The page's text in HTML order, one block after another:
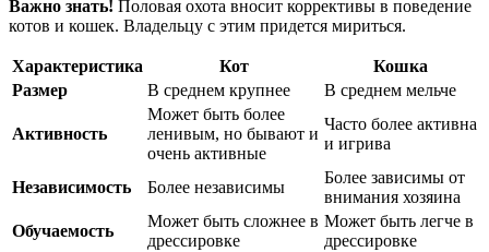
Важно знать! Половая охота вносит коррективы в поведение
котов и кошек. Владельцу с этим придется мириться.
Характеристика Кот
Кошка
Размер
В среднем крупнее В среднем мельче
Активность
Может быть более
ленивым, но бывают и
очень активные
Часто более активна
и игрива
Независимость Более независимы
Более зависимы от
внимания хозяина
Обучаемость
Может быть сложнее в
дрессировке
Может быть легче в
дрессировке